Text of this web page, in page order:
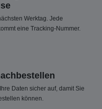
Werktag. Jede
eine Tracking-Nummer.
Daten sicher auf, damit Sie
können.